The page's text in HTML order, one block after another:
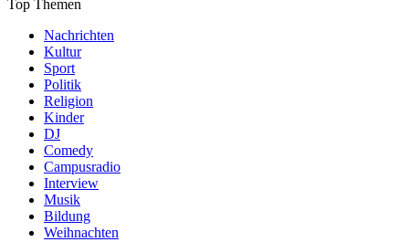
Top Themen
Nachrichten
Kultur
Sport
Politik
Religion
Kinder
DJ
Comedy
Campusradio
Interview
Musik
Bildung
Weihnachten